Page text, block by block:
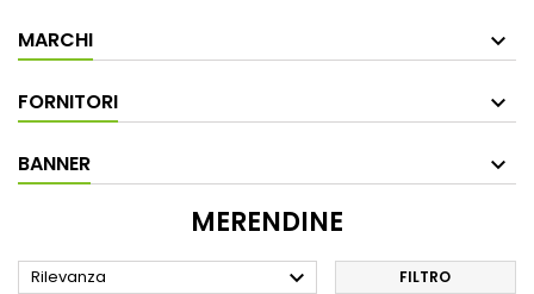
MARCHI
FORNITORI
BANNER
MERENDINE
Rilevanza  FILTRO